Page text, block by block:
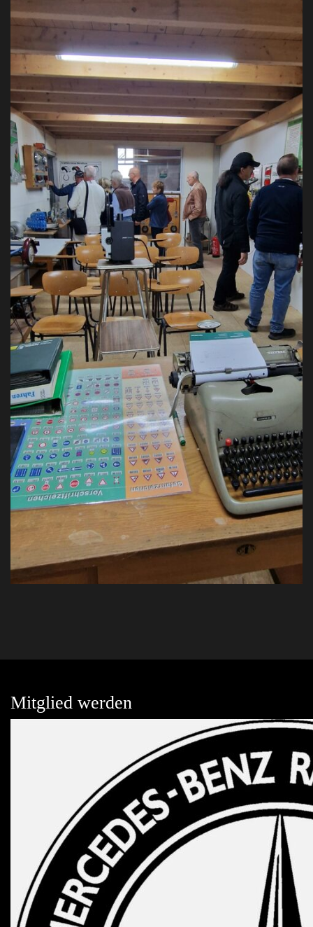
Mitglied werden